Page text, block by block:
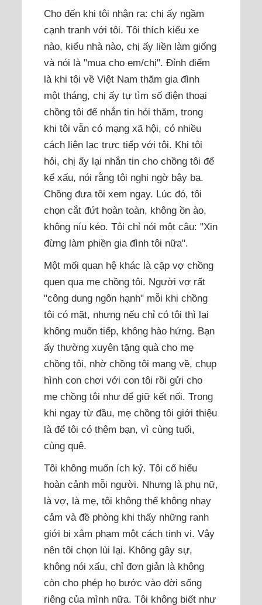
Cho đến khi tôi nhận ra: chị ấy ngầm
cạnh tranh với tôi. Tôi thích kiểu xe
nào, kiểu nhà nào, chị ấy liền làm giống
và nói là "mua cho em/chị". Đỉnh điểm
là khi tôi về Việt Nam thăm gia đình
một tháng, chị ấy tự tìm số điện thoại
chồng tôi để nhắn tin hỏi thăm, trong
khi tôi vẫn có mạng xã hội, có nhiều
cách liên lạc trực tiếp với tôi. Khi tôi
hỏi, chị ấy lại nhắn tin cho chồng tôi để
kể xấu, nói rằng tôi nghi ngờ bậy bạ.
Chồng đưa tôi xem ngay. Lúc đó, tôi
chọn cắt đứt hoàn toàn, không ồn ào,
không níu kéo. Tôi chỉ nói một câu: "Xin
đừng làm phiền gia đình tôi nữa".
Một mối quan hệ khác là cặp vợ chồng
quen qua mẹ chồng tôi. Người vợ rất
"công dung ngôn hạnh" mỗi khi chồng
tôi có mặt, nhưng nếu chỉ có tôi thì lại
không muốn tiếp, không hào hứng. Bạn
ấy thường xuyên tặng quà cho mẹ
chồng tôi, nhờ chồng tôi mang về, chụp
hình con chơi với con tôi rồi gửi cho
mẹ chồng tôi như để giữ kết nối. Trong
khi ngay từ đầu, mẹ chồng tôi giới thiệu
là để tôi có thêm bạn, vì cùng tuổi,
cùng quê.
Tôi không muốn ích kỷ. Tôi cố hiểu
hoàn cảnh mỗi người. Nhưng là phụ nữ,
là vợ, là mẹ, tôi không thể không nhạy
cảm và đề phòng khi thấy những ranh
giới bị xâm phạm một cách tinh vi. Vậy
nên tôi chọn lùi lại. Không gây sự,
không nói xấu, chỉ đơn giản là không
còn cho phép họ bước vào đời sống
riêng của mình nữa. Tôi không biết như